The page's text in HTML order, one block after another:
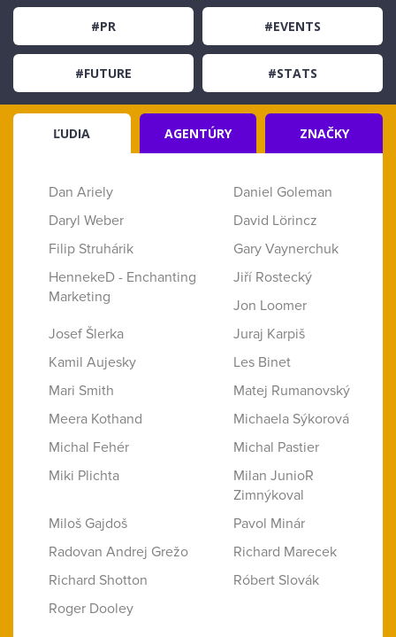
#PR #EVENTS
#FUTURE #STATS
ĽUDIA AGENTÚRY ZNAČKY
Dan Ariely
Daniel Goleman
Daryl Weber
David Lörincz
Filip Struhárik
Gary Vaynerchuk
HennekeD - Enchanting
Marketing
Jiří Rostecký
Jon Loomer
Josef Šlerka
Juraj Karpiš
Kamil Aujesky
Les Binet
Mari Smith
Matej Rumanovský
Meera Kothand
Michaela Sýkorová
Michal Fehér
Michal Pastier
Miki Plichta
Milan JunioR
Zimnýkoval
Miloš Gajdoš
Pavol Minár
Radovan Andrej Grežo
Richard Marecek
Richard Shotton
Róbert Slovák
Roger Dooley